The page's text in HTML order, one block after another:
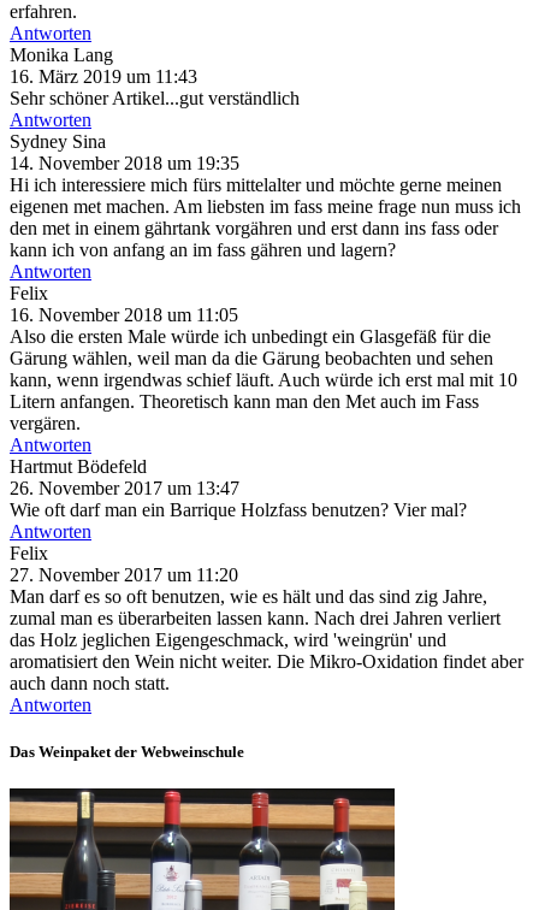
erfahren.
Antworten
Monika Lang
16. März 2019 um 11:43
Sehr schöner Artikel...gut verständlich
Antworten
Sydney Sina
14. November 2018 um 19:35
Hi ich interessiere mich fürs mittelalter und möchte gerne meinen
eigenen met machen. Am liebsten im fass meine frage nun muss ich
den met in einem gährtank vorgähren und erst dann ins fass oder
kann ich von anfang an im fass gähren und lagern?
Antworten
Felix
16. November 2018 um 11:05
Also die ersten Male würde ich unbedingt ein Glasgefäß für die
Gärung wählen, weil man da die Gärung beobachten und sehen
kann, wenn irgendwas schief läuft. Auch würde ich erst mal mit 10
Litern anfangen. Theoretisch kann man den Met auch im Fass
vergären.
Antworten
Hartmut Bödefeld
26. November 2017 um 13:47
Wie oft darf man ein Barrique Holzfass benutzen? Vier mal?
Antworten
Felix
27. November 2017 um 11:20
Man darf es so oft benutzen, wie es hält und das sind zig Jahre,
zumal man es überarbeiten lassen kann. Nach drei Jahren verliert
das Holz jeglichen Eigengeschmack, wird 'weingrün' und
aromatisiert den Wein nicht weiter. Die Mikro-Oxidation findet aber
auch dann noch statt.
Antworten
Das Weinpaket der Webweinschule